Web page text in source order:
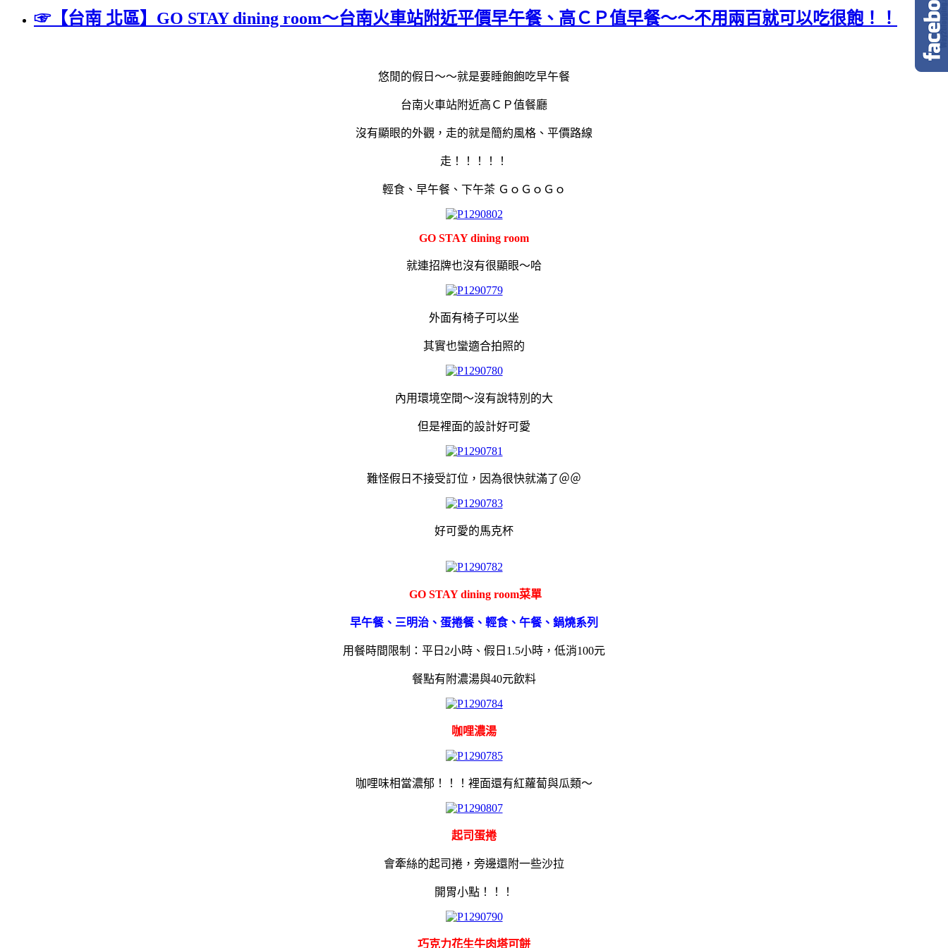
☞【台南 北區】GO STAY dining room～台南火車站附近平價早午餐、高ＣＰ值早餐～～不用兩百就可以吃很飽！！
悠閒的假日～～就是要睡飽飽吃早午餐
台南火車站附近高ＣＰ值餐廳
沒有顯眼的外觀，走的就是簡約風格、平價路線
走！！！！！
輕食、早午餐、下午茶 ＧｏＧｏＧｏ
GO STAY dining room
就連招牌也沒有很顯眼～哈
外面有椅子可以坐
其實也蠻適合拍照的
內用環境空間～沒有說特別的大
但是裡面的設計好可愛
難怪假日不接受訂位，因為很快就滿了＠＠
好可愛的馬克杯
GO STAY dining room菜單
早午餐、三明治、蛋捲餐、輕食、午餐、鍋燒系列
用餐時間限制：平日2小時、假日1.5小時，低消100元
餐點有附濃湯與40元飲料
咖哩濃湯
咖哩味相當濃郁！！！裡面還有紅蘿蔔與瓜類～
起司蛋捲
會牽絲的起司捲，旁邊還附一些沙拉
開胃小點！！！
巧克力花生牛肉塔可餅